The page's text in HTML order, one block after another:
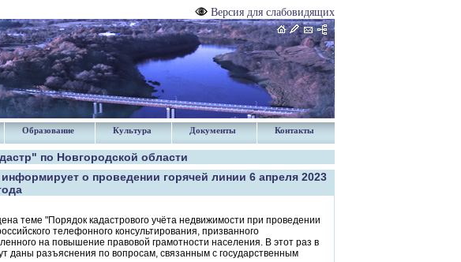
Версия для слабовидящих
Образование Культура Документы Контакты
по Новгородской области
о проведении горячей линии 6 апреля 2023
теме "Порядок кадастрового учёта недвижимости при проведении
телефонного консультирования, призванного
на повышение правовой грамотности населения. В этот раз в
даны разъяснения по вопросам, связанным с государственным